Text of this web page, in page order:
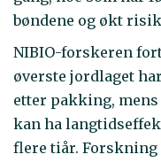
bøndene og økt
NIBIO-forskeren
øverste jordlaget
etter pakking,
kan ha
flere tiår.